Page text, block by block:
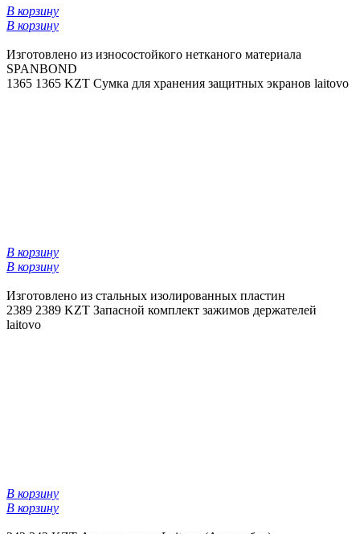
В корзину
В корзину
Изготовлено из износостойкого нетканого материала
SPANBOND
1365 1365 KZT Сумка для хранения защитных экранов laitovo
В корзину
В корзину
Изготовлено из стальных изолированных пластин
2389 2389 KZT Запасной комплект зажимов держателей
laitovo
В корзину
В корзину